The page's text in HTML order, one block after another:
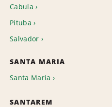
Cabula
Pituba
Salvador
SANTA MARIA
Santa Maria
SANTAREM